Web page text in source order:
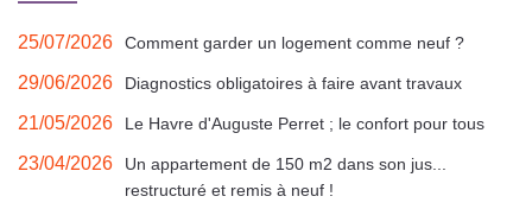
25/07/2026 Comment garder un logement comme neuf ?
29/06/2026 Diagnostics obligatoires à faire avant travaux
21/05/2026 Le Havre d'Auguste Perret ; le confort pour tous
23/04/2026
Un appartement de 150 m2 dans son jus...
restructuré et remis à neuf !